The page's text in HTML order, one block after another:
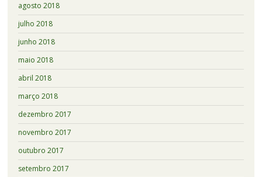
agosto 2018
julho 2018
junho 2018
maio 2018
abril 2018
março 2018
dezembro 2017
novembro 2017
outubro 2017
setembro 2017